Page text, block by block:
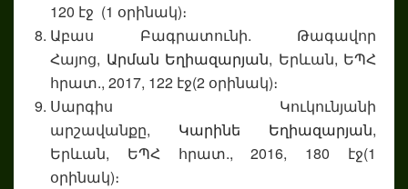
120 էջ (1 օրինակ)։
Աբաս Բագրատունի. Թագավոր
Հայոց, Արման Եղիազարյան, Երևան, ԵՊՀ
հրատ., 2017, 122 էջ(2 օրինակ)։
Սարգիս Կուկունյանի
արշավանքը, Կարինե Եղիազարյան,
Երևան, ԵՊՀ հրատ., 2016, 180 էջ(1
օրինակ)։